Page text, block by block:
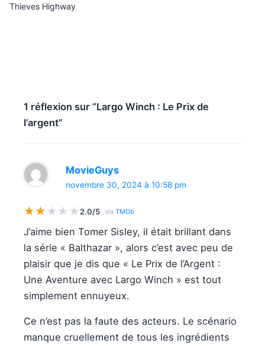
Thieves Highway
1 réflexion sur “Largo Winch : Le Prix de
l’argent”
MovieGuys
novembre 30, 2024 à 10:58 pm
★★★ ★ ★ 2.0/5 via TMDb
J’aime bien Tomer Sisley, il était brillant dans
la série « Balthazar », alors c’est avec peu de
plaisir que je dis que « Le Prix de l’Argent :
Une Aventure avec Largo Winch » est tout
simplement ennuyeux.
Ce n’est pas la faute des acteurs. Le scénario
manque cruellement de tous les ingrédients